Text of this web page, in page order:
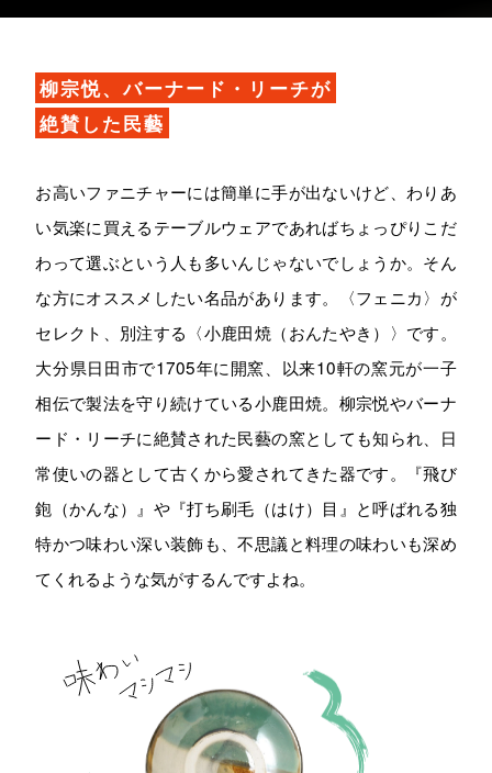
柳宗悦、バーナード・リーチが
絶賛した民藝
お高いファニチャーには簡単に手が出ないけど、わりあ
い気楽に買えるテーブルウェアであればちょっぴりこだ
わって選ぶという人も多いんじゃないでしょうか。そん
な方にオススメしたい名品があります。〈フェニカ〉が
セレクト、別注する〈小鹿田焼（おんたやき）〉です。
大分県日田市で1705年に開窯、以来10軒の窯元が一子
相伝で製法を守り続けている小鹿田焼。柳宗悦やバーナ
ード・リーチに絶賛された民藝の窯としても知られ、日
常使いの器として古くから愛されてきた器です。『飛び
鉋（かんな）』や『打ち刷毛（はけ）目』と呼ばれる独
特かつ味わい深い装飾も、不思議と料理の味わいも深め
てくれるような気がするんですよね。